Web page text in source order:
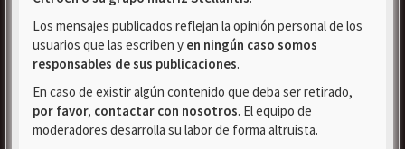
Los mensajes publicados reflejan la opinión personal de los
usuarios que las escriben y en ningún caso somos
responsables de sus publicaciones.
En caso de existir algún contenido que deba ser retirado,
por favor, contactar con nosotros. El equipo de
moderadores desarrolla su labor de forma altruista.